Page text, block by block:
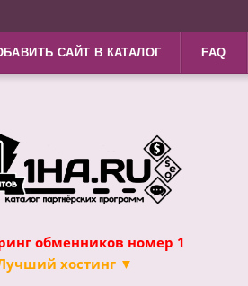
САЙТ В КАТАЛОГ FAQ
обменников номер 1
хостинг ▼